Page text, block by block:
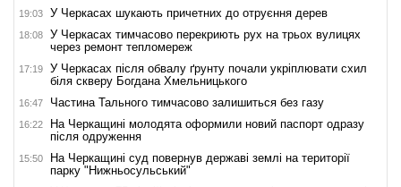
19:03 У Черкасах шукають причетних до отруєння дерев
18:08
У Черкасах тимчасово перекриють рух на трьох вулицях
через ремонт тепломереж
17:19
У Черкасах після обвалу ґрунту почали укріплювати схил
біля скверу Богдана Хмельницького
16:47 Частина Тального тимчасово залишиться без газу
16:22
На Черкащині молодята оформили новий паспорт одразу
після одруження
15:50
На Черкащині суд повернув державі землі на території
парку "Нижньосульський"